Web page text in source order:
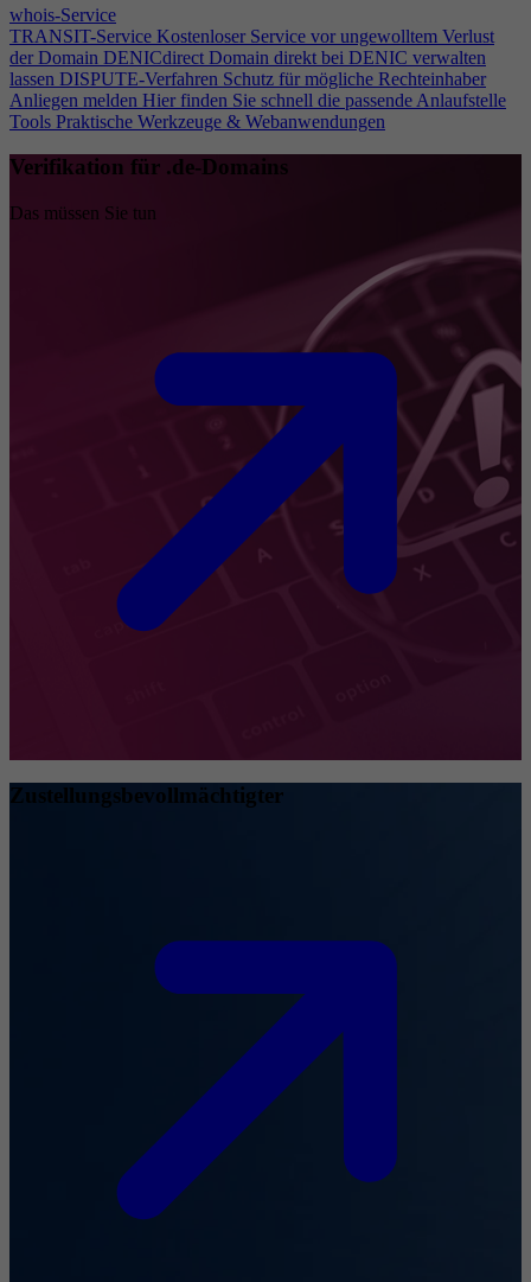
whois-Service
TRANSIT-Service Kostenloser Service vor ungewolltem Verlust
der Domain DENICdirect Domain direkt bei DENIC verwalten
lassen DISPUTE-Verfahren Schutz für mögliche Rechteinhaber
Anliegen melden Hier finden Sie schnell die passende Anlaufstelle
Tools Praktische Werkzeuge & Webanwendungen
Verifikation für .de-Domains
Das müssen Sie tun
Zustellungsbevollmächtigter